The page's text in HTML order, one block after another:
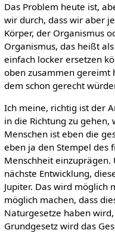
Das Problem heute ist,
wir durch, dass wir aber
Körper, der Organismus
Organismus, das heißt
einfach locker ersetzen
oben zusammen gereimt
dem schon gerecht
Ich meine, richtig ist der
in die Richtung zu
Menschen ist eben die
eben ja den Stempel des
Menschheit
nächste Entwicklung,
Jupiter. Das wird möglich
möglich machen, dass
Naturgesetze haben
Grundgesetz wird das